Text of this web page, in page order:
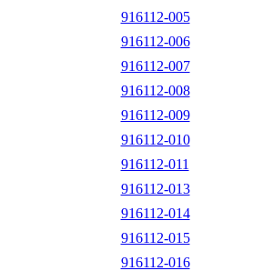
916112-005
916112-006
916112-007
916112-008
916112-009
916112-010
916112-011
916112-013
916112-014
916112-015
916112-016